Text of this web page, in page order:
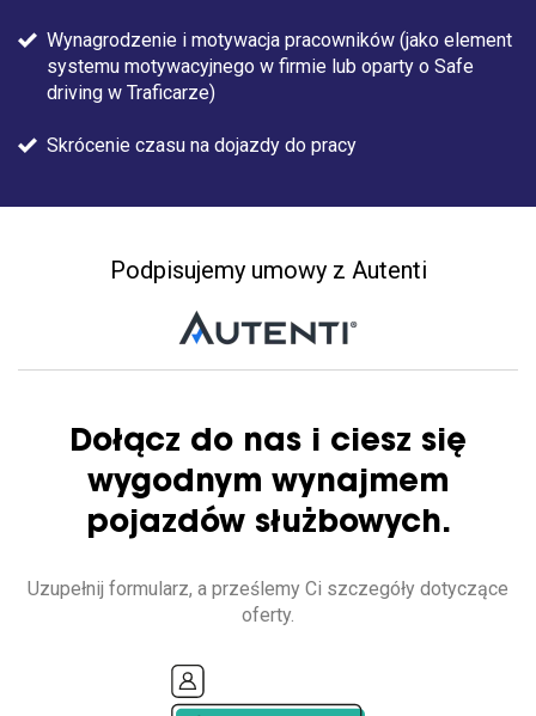
Wynagrodzenie i motywacja pracowników (jako element
systemu motywacyjnego w firmie lub oparty o Safe
driving w Traficarze)
Skrócenie czasu na dojazdy do pracy
Podpisujemy umowy z Autenti
Dołącz do nas i ciesz się
wygodnym wynajmem
pojazdów służbowych.
Uzupełnij formularz, a prześlemy Ci szczegóły dotyczące
oferty.